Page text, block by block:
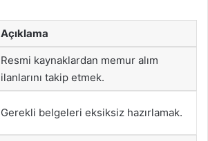
Açıklama
Resmi kaynaklardan memur alım
ilanlarını takip etmek.
Gerekli belgeleri eksiksiz hazırlamak.